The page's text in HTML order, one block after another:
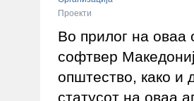
Проекти
Во прилог на оваа
софтвер
општество, како и
статусот на оваа